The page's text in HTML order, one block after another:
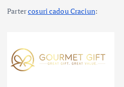
Partercosuri cadou Craciun: